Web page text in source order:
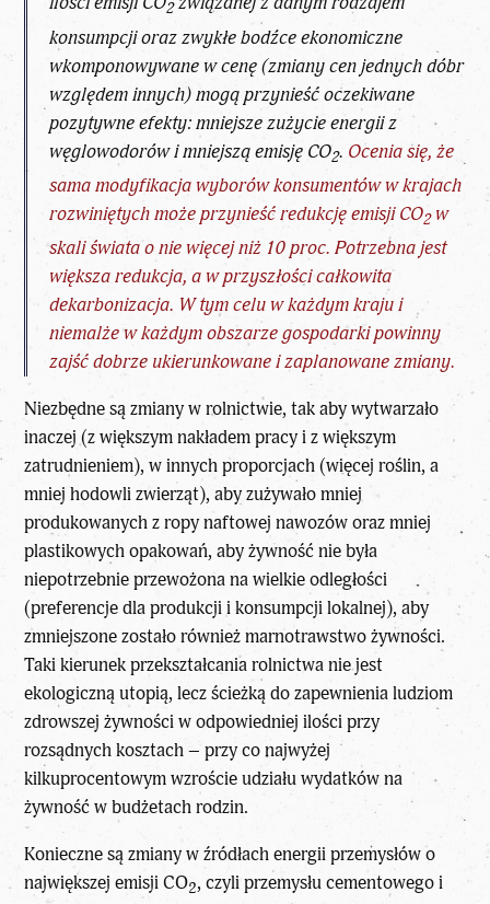
2
konsumpcji oraz zwykłe bodźce ekonomiczne
wkomponowywane w cenę (zmiany cen jednych dóbr
względem innych) mogą przynieść oczekiwane
pozytywne efekty: mniejsze zużycie energii z
węglowodorów i mniejszą emisję CO2. Ocenia się, że
sama modyfikacja wyborów konsumentów w krajach
rozwiniętych może przynieść redukcję emisji CO2w
skali świata o nie więcej niż 10 proc. Potrzebna jest
większa redukcja, a w przyszłości całkowita
dekarbonizacja. W tym celu w każdym kraju i
niemalże w każdym obszarze gospodarki powinny
zajść dobrze ukierunkowane i zaplanowane zmiany.
Niezbędne są zmiany w rolnictwie, tak aby wytwarzało
inaczej (z większym nakładem pracy i z większym
zatrudnieniem), w innych proporcjach (więcej roślin, a
mniej hodowli zwierząt), aby zużywało mniej
produkowanych z ropy naftowej nawozów oraz mniej
plastikowych opakowań, aby żywność nie była
niepotrzebnie przewożona na wielkie odległości
(preferencje dla produkcji i konsumpcji lokalnej), aby
zmniejszone zostało również marnotrawstwo żywności.
Taki kierunek przekształcania rolnictwa nie jest
ekologiczną utopią, lecz ścieżką do zapewnienia ludziom
zdrowszej żywności w odpowiedniej ilości przy
rozsądnych kosztach – przy co najwyżej
kilkuprocentowym wzroście udziału wydatków na
żywność w budżetach rodzin.
Konieczne są zmiany w źródłach energii przemysłów o
największej emisji CO2, czyli przemysłu cementowego i